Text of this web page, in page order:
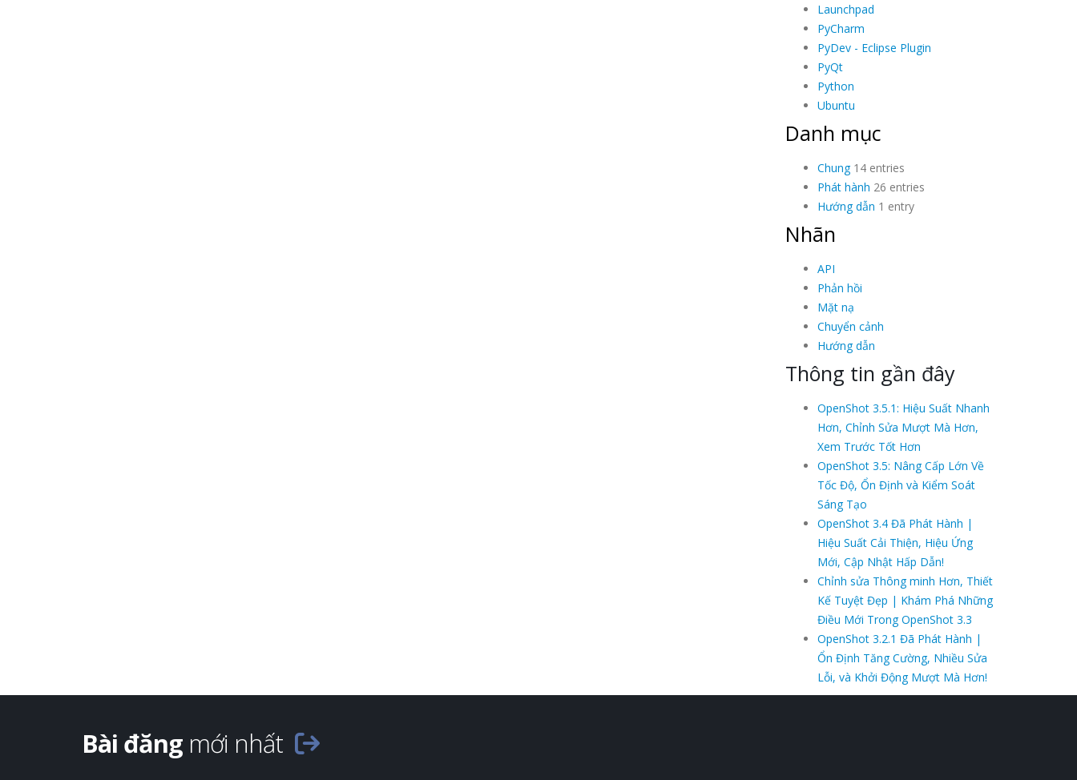
Launchpad
PyCharm
PyDev - Eclipse Plugin
PyQt
Python
Ubuntu
Danh mục
Chung14 entries
Phát hành 26 entries
Hướng dẫn 1 entry
Nhãn
API
Phản hồi
Mặt nạ
Chuyển cảnh
Hướng dẫn
Thông tin gần đây
OpenShot 3.5.1: Hiệu Suất Nhanh
Hơn, Chỉnh Sửa Mượt Mà Hơn,
Xem Trước Tốt Hơn
OpenShot 3.5: Nâng Cấp Lớn Về
Tốc Độ, Ổn Định và Kiểm Soát
Sáng Tạo
OpenShot 3.4 Đã Phát Hành |
Hiệu Suất Cải Thiện, Hiệu Ứng
Mới, Cập Nhật Hấp Dẫn!
Chỉnh sửa Thông minh Hơn, Thiết
Kế Tuyệt Đẹp | Khám Phá Những
Điều Mới Trong OpenShot 3.3
OpenShot 3.2.1 Đã Phát Hành |
Ổn Định Tăng Cường, Nhiều Sửa
Lỗi, và Khởi Động Mượt Mà Hơn!
Bài đăng mới nhất